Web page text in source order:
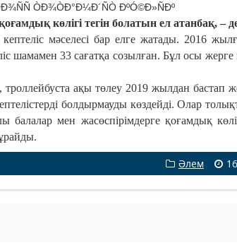
көлігі тегін болатын ел атанбақ, –
мәселесі бар елге жатады. 2016
шамамен 33 сағатқа созылған. Бұл осы
ақы төлеу 2019 жылдан бастап
болдырмауды көздейді.Олар т
мен жасөспірімдерге қоғамдық
Әлем